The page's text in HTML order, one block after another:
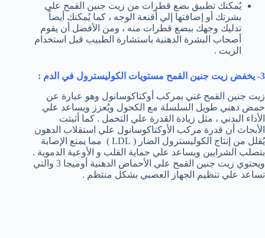
يُمكنك تطبيق بضع قطرات من زيت جنين القمح علي
بشرتك أو إضافتها إلي أقنعة الوجه ، كما يُمكنك أيضاً
تدليك وجهك ببضع قطرات منه ، ومن الأفضل أن يقوم
أصحاب البشرة الدهنية باستشارة الطبيب قبل استخدام
الزيت .
3- يخفض زيت جنين القمح مستويات الكوليسترول في الدم :
زيت جنين القمح غني بمركب أوكتاكوسانول وهو عبارة عن
حمض دهني طويل السلسلة مع الكحول ويُعزز ويساعد علي
الأداء البدني ، مثل زيادة القدرة علي التحمل . كما أثبتت
الأبحاث أن قدرة مركب الأوكتاكوسانول علي استقلاب الدهون
يُقلل من إنتاج الكوليسترول الضار ( LDL ) مما يمنع الإصابة
بتصلب الشرايين ويساعد علي حماية القلب و الأوعية الدموية .
ويحتوي زيت جنين القمح علي الأحماض الدهنية أوميجا 3 والتي
تساعد علي تنظيم الجهاز العصبي بشكل منتظم .